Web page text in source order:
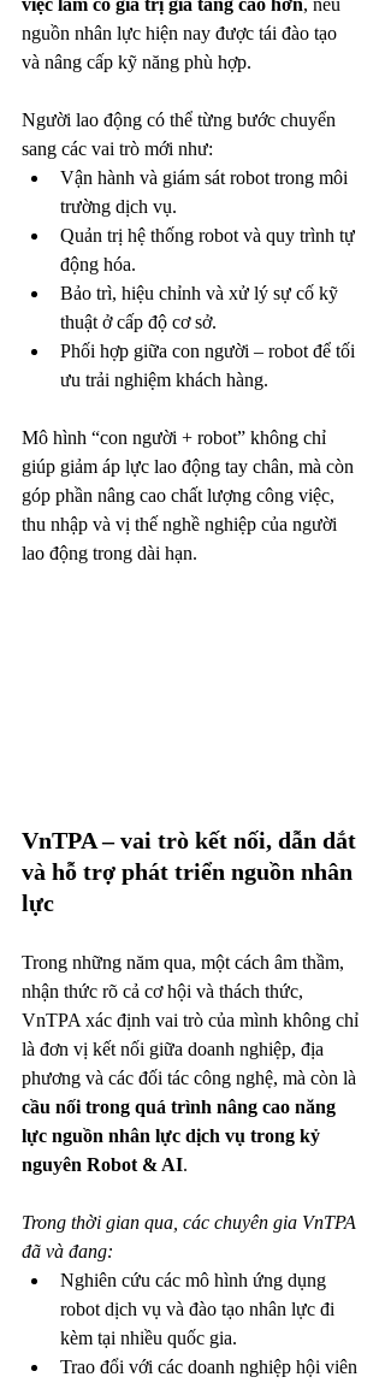
việc làm có giá trị gia tăng cao hơn, nếu
nguồn nhân lực hiện nay được tái đào tạo
và nâng cấp kỹ năng phù hợp.
Người lao động có thể từng bước chuyển
sang các vai trò mới như:
Vận hành và giám sát robot trong môi
trường dịch vụ.
Quản trị hệ thống robot và quy trình tự
động hóa.
Bảo trì, hiệu chỉnh và xử lý sự cố kỹ
thuật ở cấp độ cơ sở.
Phối hợp giữa con người – robot để tối
ưu trải nghiệm khách hàng.
Mô hình “con người + robot” không chỉ
giúp giảm áp lực lao động tay chân, mà còn
góp phần nâng cao chất lượng công việc,
thu nhập và vị thế nghề nghiệp của người
lao động trong dài hạn.
VnTPA – vai trò kết nối, dẫn dắt
và hỗ trợ phát triển nguồn nhân
lực
Trong những năm qua, một cách âm thầm,
nhận thức rõ cả cơ hội và thách thức,
VnTPA xác định vai trò của mình không chỉ
là đơn vị kết nối giữa doanh nghiệp, địa
phương và các đối tác công nghệ, mà còn là
cầu nối trong quá trình nâng cao năng
lực nguồn nhân lực dịch vụ trong kỷ
nguyên Robot & AI.
Trong thời gian qua, các chuyên gia VnTPA
đã và đang:
Nghiên cứu các mô hình ứng dụng
robot dịch vụ và đào tạo nhân lực đi
kèm tại nhiều quốc gia.
Trao đổi với các doanh nghiệp hội viên